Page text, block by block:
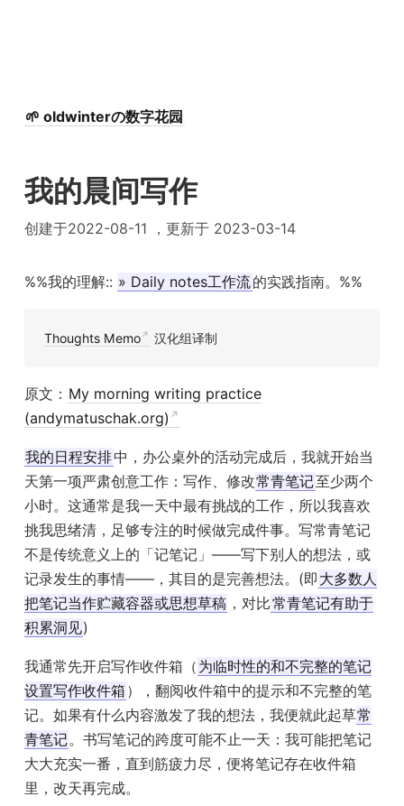
🌱 oldwinterの数字花园
我的晨间写作
创建于2022-08-11 ，更新于 2023-03-14
%%我的理解:: » Daily notes工作流的实践指南。%%
Thoughts Memo 汉化组译制
原文： My morning writing practice
(andymatuschak.org)
我的日程安排中，办公桌外的活动完成后，我就开始当
天第一项严肃创意工作：写作、修改常青笔记至少两个
小时。这通常是我一天中最有挑战的工作，所以我喜欢
挑我思绪清，足够专注的时候做完成件事。写常青笔记
不是传统意义上的「记笔记」——写下别人的想法，或
记录发生的事情——，其目的是完善想法。(即 大多数人
把笔记当作贮藏容器或思想草稿 ，对比常青笔记有助于
积累洞见)
我通常先开启写作收件箱（ 为临时性的和不完整的笔记
设置写作收件箱 ），翻阅收件箱中的提示和不完整的笔
记。如果有什么内容激发了我的想法，我便就此起草常
青笔记。书写笔记的跨度可能不止一天：我可能把笔记
大大充实一番，直到筋疲力尽，便将笔记存在收件箱
里，改天再完成。